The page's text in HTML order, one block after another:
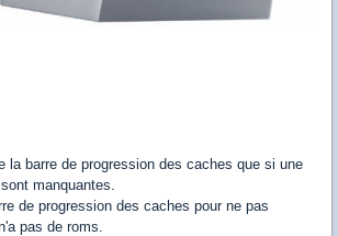
la barre de progression des caches que si une
manquantes.
de progression des caches pour ne pas
pas de roms.